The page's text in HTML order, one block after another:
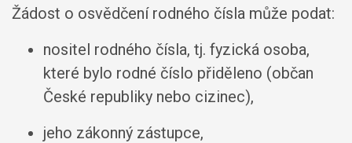
Žádost o osvědčení rodného čísla může podat:
nositel rodného čísla, tj. fyzická osoba,
které bylo rodné číslo přiděleno (občan
České republiky nebo cizinec),
jeho zákonný zástupce,